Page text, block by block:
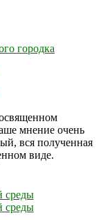
городка
мнение очень
вся полученная
виде.